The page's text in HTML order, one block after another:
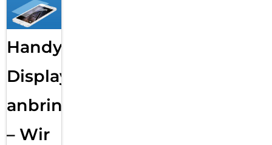
Handy
Displayfolie
anbringen
– Wir